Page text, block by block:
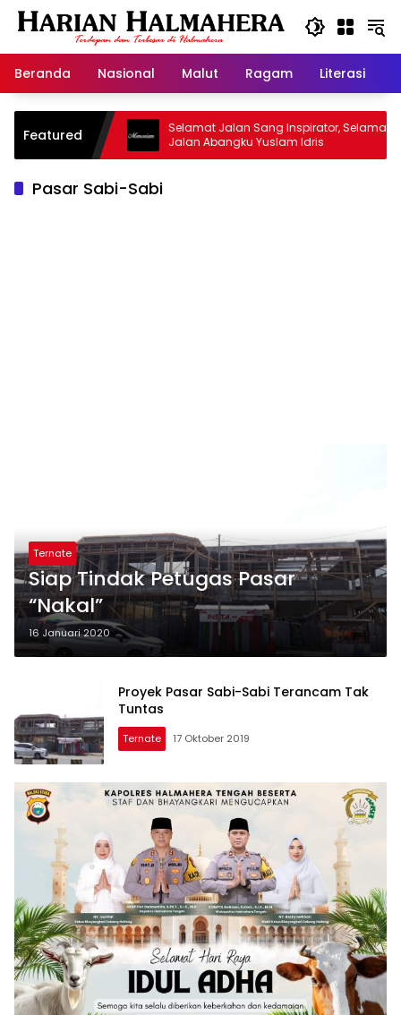
Langsung
Beranda
Nasional Malut Ragam Literasi
Featured
Warisan
Selamat Jalan Sang Inspirator, Selamat
Jalan Abangku Yuslam Idris
Pasar Sabi-Sabi
Ternate
Siap Tindak Petugas Pasar
“Nakal”
16 Januari 2020
Proyek Pasar Sabi-Sabi Terancam Tak
Tuntas
Ternate 17 Oktober 2019